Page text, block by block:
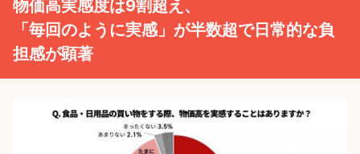
物価高実感度は9割超え、
「毎回のように実感」が半数超で日常的な負
担感が顕著